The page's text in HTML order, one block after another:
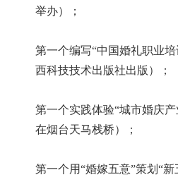
举办）；
第一个编写“中国婚礼职业
西科技技术出版社出版）；
第一个实践体验“城市婚庆
在烟台天马栈桥）；
第一个用“婚嫁五意”策划“